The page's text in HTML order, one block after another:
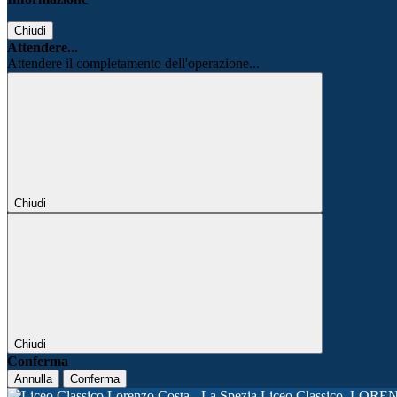
Chiudi
Attendere...
Attendere il completamento dell'operazione...
Chiudi
Chiudi
Conferma
Annulla Conferma